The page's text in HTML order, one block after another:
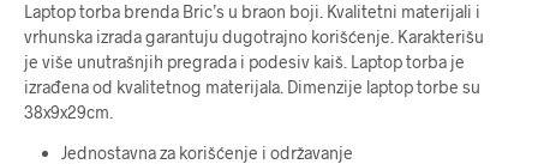
Laptop torba brenda Bric’s u braon boji. Kvalitetni materijali i
vrhunska izrada garantuju dugotrajno korišćenje. Karakterišu
je više unutrašnjih pregrada i podesiv kaiš. Laptop torba je
izrađena od kvalitetnog materijala. Dimenzije laptop torbe su
38x9x29cm.
Jednostavna za korišćenje i održavanje